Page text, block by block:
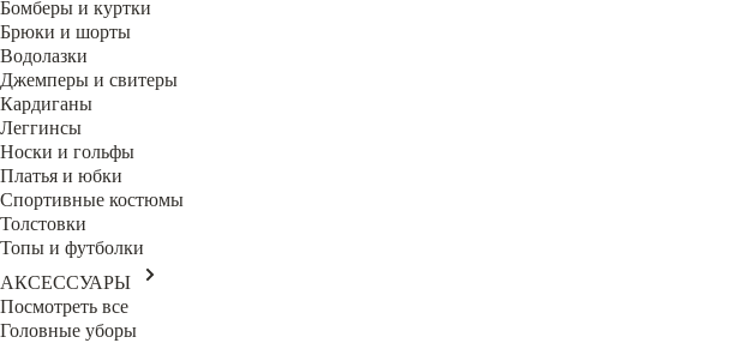
Бомберы и куртки
Брюки и шорты
Водолазки
Джемперы и свитеры
Кардиганы
Леггинсы
Носки и гольфы
Платья и юбки
Спортивные костюмы
Толстовки
Топы и футболки
АКСЕССУАРЫ
Посмотреть все
Головные уборы